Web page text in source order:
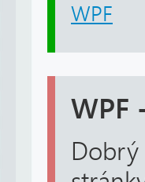
WPF
WPF
Dobrý